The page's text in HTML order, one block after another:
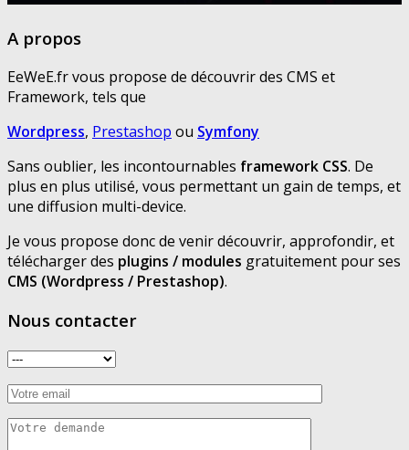
A propos
EeWeE.fr vous propose de découvrir des CMS et
Framework, tels que
Wordpress, Prestashop ou Symfony
Sans oublier, les incontournables framework CSS. De
plus en plus utilisé, vous permettant un gain de temps, et
une diffusion multi-device.
Je vous propose donc de venir découvrir, approfondir, et
télécharger des plugins / modules gratuitement pour ses
CMS (Wordpress / Prestashop).
Nous contacter